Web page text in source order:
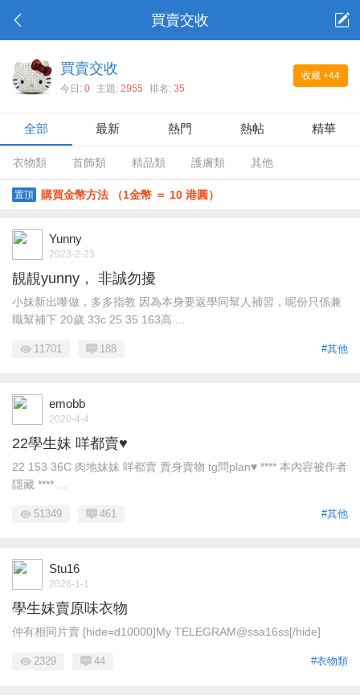
買賣交收
收藏 +44
買賣交收
今日: 0 主題: 2955 排名: 35
全部 最新 熱門 熱帖 精華
衣物類 首飾類 精品類 護膚類 其他
置頂 購買金幣方法 （1金幣 ＝ 10 港圓）
Yunny
2023-2-23
靚靚yunny， 非誠勿擾
小妹新出嚟做，多多指教 因為本身要返學同幫人補習，呢份只係兼
職幫補下 20歲 33c 25 35 163高 ...
#其他
11701 188
emobb
2020-4-4
22學生妹 咩都賣♥
22 153 36C 肉地妹妹 咩都賣 賣身賣物 tg問plan♥ **** 本內容被作者
隱藏 **** ...
#其他
51349 461
Stu16
2026-1-1
學生妹賣原味衣物
仲有相同片賣 [hide=d10000]My TELEGRAM@ssa16ss[/hide]
#衣物類
2329 44